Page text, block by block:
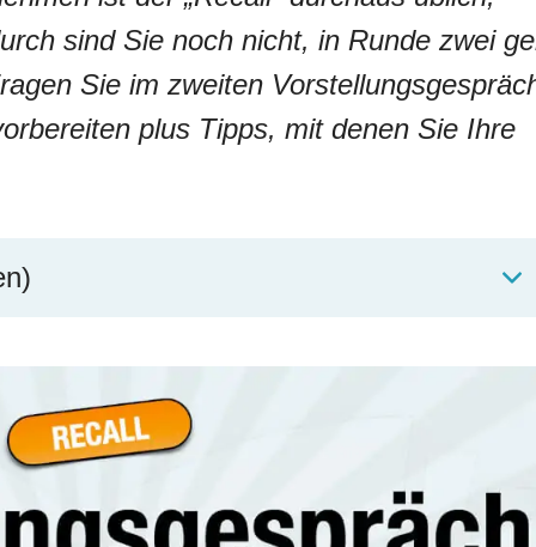
sind Sie noch nicht, in Runde zwei
Sie im zweiten
plus Tipps, mit denen Sie Ihre